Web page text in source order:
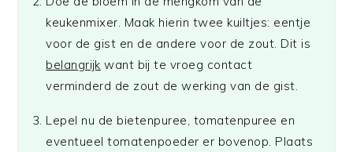
keukenmixer. Maak hierin twee kuiltjes: eentje
voor de gist en de andere voor de zout. Dit is
belangrijk want bij te vroeg contact
verminderd de zout de werking van de gist.
Lepel nu de bietenpuree, tomatenpuree en
eventueel tomatenpoeder er bovenop. Plaats